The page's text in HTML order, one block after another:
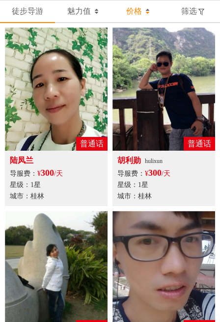
徒步导游 魅力值 价格 筛选
普通话
陆凤兰
导服费： ¥300/天
星级：1星
城市：桂林
普通话
胡利勋 hulixun
导服费： ¥300/天
星级：1星
城市：桂林